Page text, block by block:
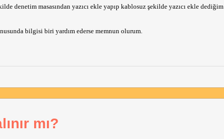
denetim masasından yazıcı ekle yapıp kablosuz şekilde yazıcı ekle
bilgisi biri yardım ederse memnun olurum.
mı?